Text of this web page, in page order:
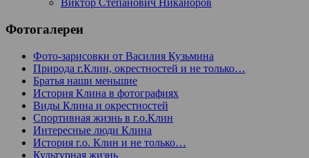
Виктор Степанович Никаноров
Фотогалереи
Фото-зарисовки от Василия Кузьмина
Природа г.Клин, окрестностей и не только…
Братья наши меньшие
История Клина в фотографиях
Виды Клина и окрестностей
Спортивная жизнь в г.о.Клин
Интересные люди Клина
История г.о. Клин и не только…
Культурная жизнь